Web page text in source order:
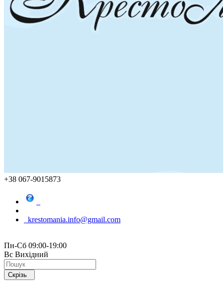
+38 067-9015873
krestomania.info@gmail.com
Пн-Сб 09:00-19:00
Вс Вихідний
Скрізь